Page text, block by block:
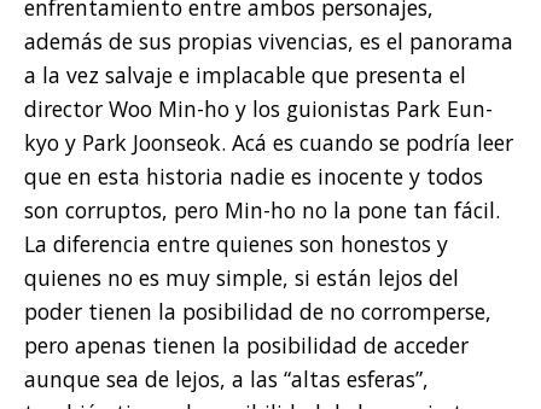
enfrentamiento entre ambos personajes,
además de sus propias vivencias, es el panorama
a la vez salvaje e implacable que presenta el
director Woo Min-ho y los guionistas Park Eun-
kyo y Park Joonseok. Acá es cuando se podría leer
que en esta historia nadie es inocente y todos
son corruptos, pero Min-ho no la pone tan fácil.
La diferencia entre quienes son honestos y
quienes no es muy simple, si están lejos del
poder tienen la posibilidad de no corromperse,
pero apenas tienen la posibilidad de acceder
aunque sea de lejos, a las “altas esferas”,